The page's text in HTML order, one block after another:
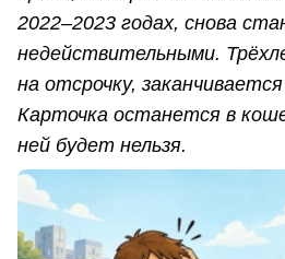
2022–2023 годах, снова
недействительными.
на отсрочку,
Карточка останется в
ней будет нельзя.